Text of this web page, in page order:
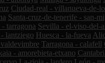
Ciudad-real - villanueva-de-
Santa-cruz-de-tenerife - san-
tarragona Sevilla - el-viso-del-
lantziego Huesca - la-fueva
Tarragona - calafell
- amorebieta-etxano